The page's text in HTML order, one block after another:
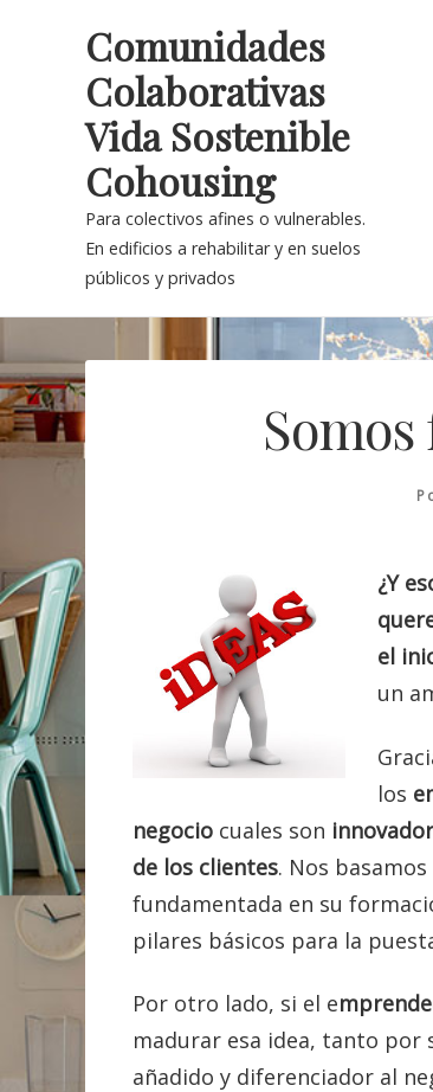
Comunidades
Colaborativas
Vida Sostenible
Cohousing
Para colectivos afines o vulnerables.
En edificios a rehabilitar y en suelos
públicos y privados
¿Y
el
un
los
negocio cuales son
de los clientes. Nos
fundamentada en su
pilares básicos para la
Por otro lado, si el e
madurar esa idea, tanto
añadido y diferenciador al